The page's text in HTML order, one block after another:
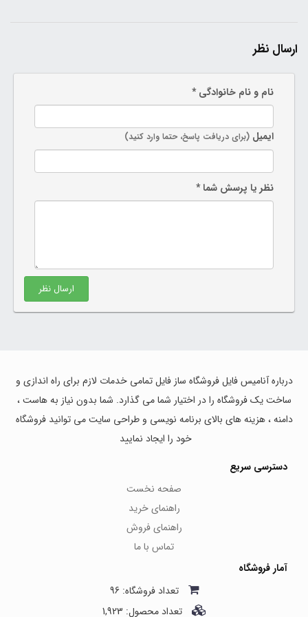
ارسال نظر
نام و نام خانوادگی *
ایمیل (برای دریافت پاسخ، حتما وارد کنید)
نظر یا پرسش شما *
ارسال نظر
درباره آنامیس فایل فروشگاه ساز فایل تمامی خدمات لازم برای راه اندازی و
ساخت یک فروشگاه را در اختیار شما می گذارد. شما بدون نیاز به هاست ،
دامنه ، هزینه های بالای برنامه نویسی و طراحی سایت می توانید فروشگاه
خود را ایجاد نمایید
دسترسی سریع
صفحه نخست
راهنمای خرید
راهنمای فروش
تماس با ما
آمار فروشگاه
تعداد فروشگاه: 96
تعداد محصول: 1,923